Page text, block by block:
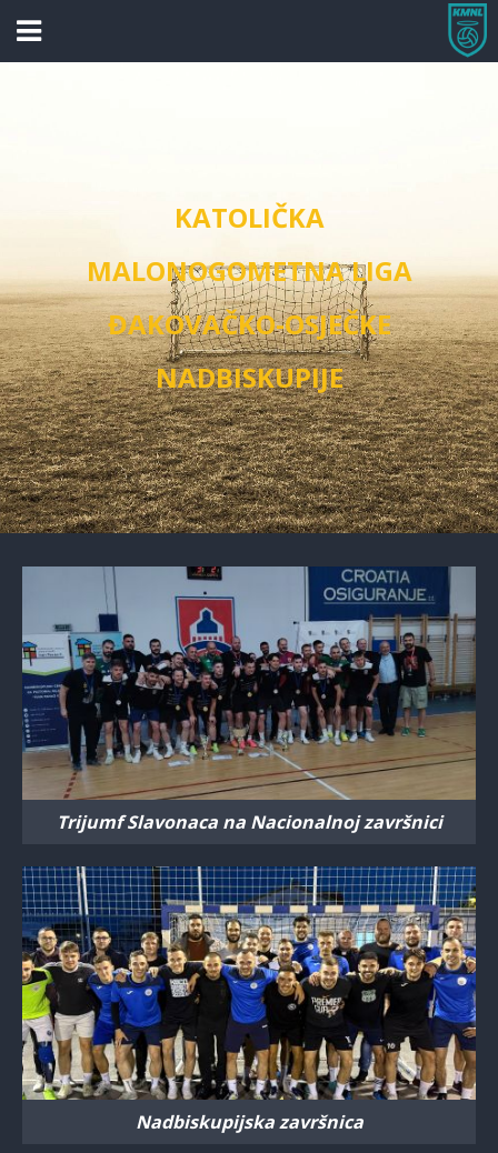
KATOLIČKA
MALONOGOMETNA LIGA
ĐAKOVAČKO-OSJEČKE
NADBISKUPIJE
Trijumf Slavonaca na Nacionalnoj završnici
Nadbiskupijska završnica